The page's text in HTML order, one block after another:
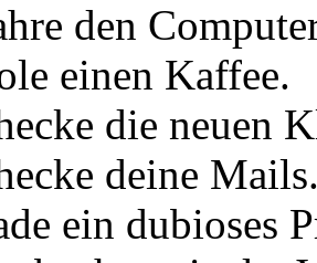
den
einen Kaffee.
die neuen
deine
ein dubioses